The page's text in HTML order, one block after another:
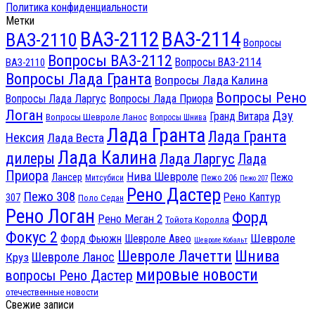
Политика конфиденциальности
Метки
ВАЗ-2110 ВАЗ-2112 ВАЗ-2114 Вопросы
ВАЗ-2110 Вопросы ВАЗ-2112 Вопросы ВАЗ-2114
Вопросы Лада Гранта Вопросы Лада Калина
Вопросы Лада Ларгус Вопросы Лада Приора Вопросы Рено
Логан Вопросы Шевроле Ланос Вопросы Шнива Гранд Витара Дэу
Нексия Лада Веста Лада Гранта Лада Гранта
дилеры Лада Калина Лада Ларгус Лада
Приора Лансер Митсубиси Нива Шевроле Пежо 206 Пежо 207 Пежо
307 Пежо 308 Поло Седан Рено Дастер Рено Каптур
Рено Логан Рено Меган 2 Тойота Королла Форд
Фокус 2 Форд Фьюжн Шевроле Авео Шевроле Кобальт Шевроле
Круз Шевроле Ланос Шевроле Лачетти Шнива
вопросы Рено Дастер мировые новости
отечественные новости
Свежие записи